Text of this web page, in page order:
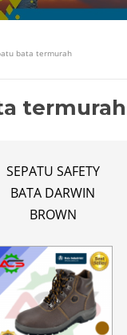
bata termurah
termurah
SEPATU SAFETY
BATA DARWIN
BROWN